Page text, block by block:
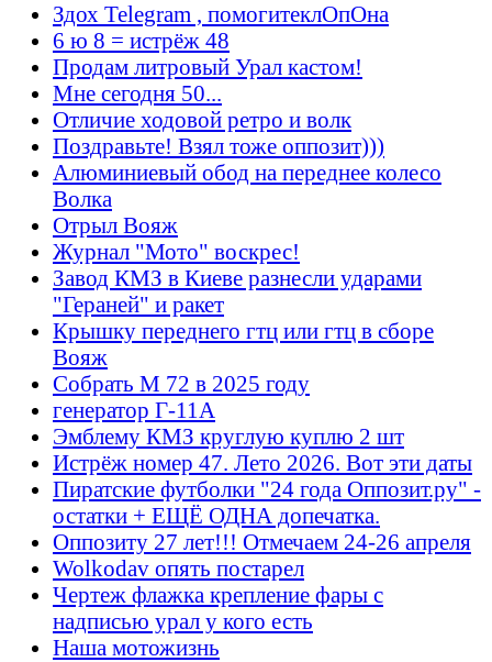
Здох Telegram , помогитеклОпОна
6 ю 8 = истрёж 48
Продам литровый Урал кастом!
Мне сегодня 50...
Отличие ходовой ретро и волк
Поздравьте! Взял тоже оппозит)))
Алюминиевый обод на переднее колесо
Волка
Отрыл Вояж
Журнал "Мото" воскрес!
Завод КМЗ в Киеве разнесли ударами
"Гераней" и ракет
Крышку переднего гтц или гтц в сборе
Вояж
Собрать М 72 в 2025 году
генератор Г-11А
Эмблему КМЗ круглую куплю 2 шт
Истрёж номер 47. Лето 2026. Вот эти даты
Пиратские футболки "24 года Оппозит.ру" -
остатки + ЕЩЁ ОДНА допечатка.
Оппозиту 27 лет!!! Отмечаем 24-26 апреля
Wolkodav опять постарел
Чертеж флажка крепление фары с
надписью урал у кого есть
Наша мотожизнь